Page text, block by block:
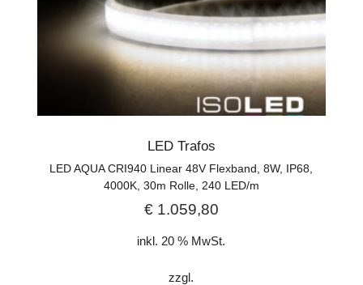
LED Trafos
LED AQUA CRI940 Linear 48V Flexband, 8W, IP68,
4000K, 30m Rolle, 240 LED/m
€1.059,80
inkl. 20 % MwSt.
zzgl.